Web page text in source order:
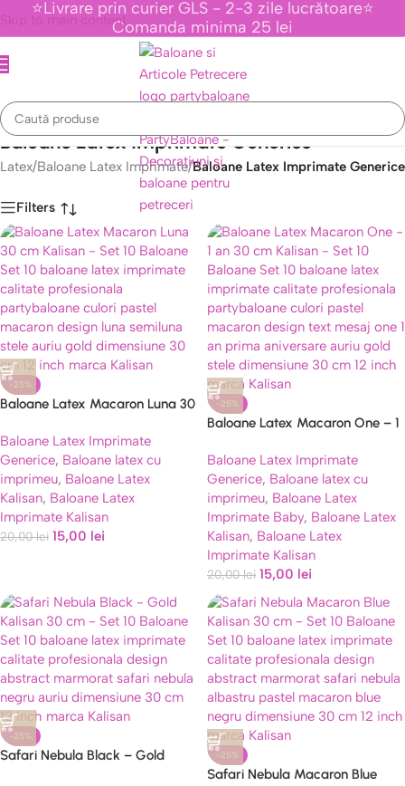
Skip to main content
⭐Livrare prin curier GLS - 2-3 zile lucrătoare⭐
Comanda minima 25 lei
Baloane Latex Imprimate Generice
/Baloane Latex Imprimate/Baloane Latex Imprimate Generice
Caută
Filters
-25%
Baloane Latex Macaron Luna 30
Baloane Latex Imprimate
Generice, Baloane latex cu
imprimeu, Baloane Latex
Kalisan, Baloane Latex
Imprimate Kalisan
20,00lei 15,00 lei
-25%
Baloane Latex Macaron One – 1
Baloane
Baloane Latex Imprimate
Generice, Baloane latex cu
imprimeu, Baloane Latex
Imprimate Baby, Baloane Latex
Kalisan, Baloane Latex
Imprimate Kalisan
20,00lei 15,00 lei
-25%
Safari Nebula Black – Gold
-25%
Safari Nebula Macaron Blue